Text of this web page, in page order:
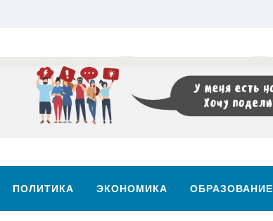
ПОЛИТИКА ЭКОНОМИКА ОБРАЗОВАНИЕ